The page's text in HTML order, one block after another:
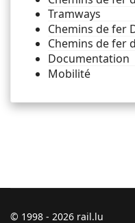
Tramways
Chemins de fer
Chemins de fer
Documentation
Mobilité
© 1998 - 2026 rail.lu